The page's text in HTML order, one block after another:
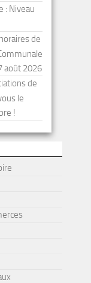
: Niveau
de
août 2026
de
le
!